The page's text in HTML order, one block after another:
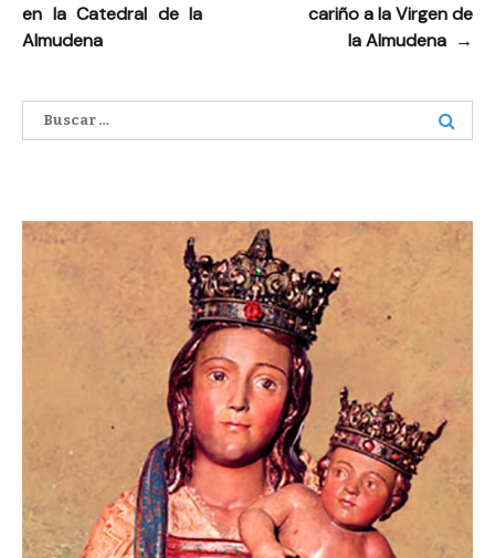
en la Catedral de la
Almudena
cariño a la Virgen de
la Almudena →
Buscar: